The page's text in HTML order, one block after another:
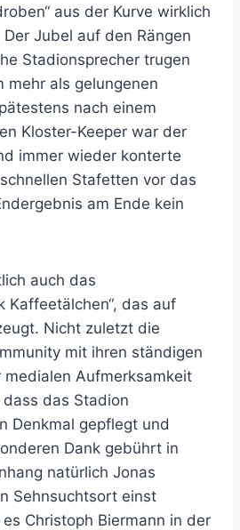
aus der Kurve wirklich
Jubel auf den Rängen
Stadionsprecher trugen
mehr als gelungenen
nach einem
Kloster-Keeper war der
immer wieder konterte
Stafetten vor das
am Ende kein
auch das
Kaffeetälchen“, das auf
Nicht zuletzt die
mit ihren ständigen
medialen Aufmerksamkeit
das Stadion
Denkmal gepflegt und
Dank gebührt in
natürlich Jonas
Sehnsuchtsort einst
es Christoph Biermann in der